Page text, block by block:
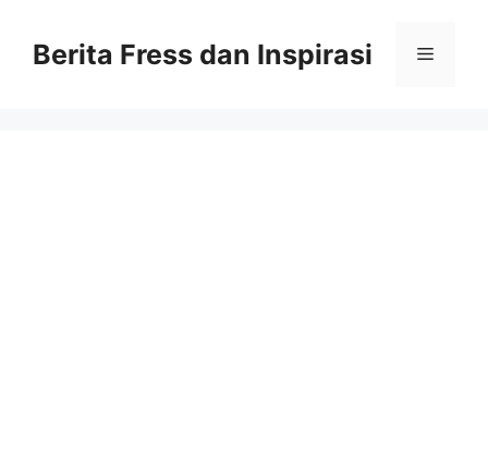
contentBerita Fress dan Inspirasi Menu